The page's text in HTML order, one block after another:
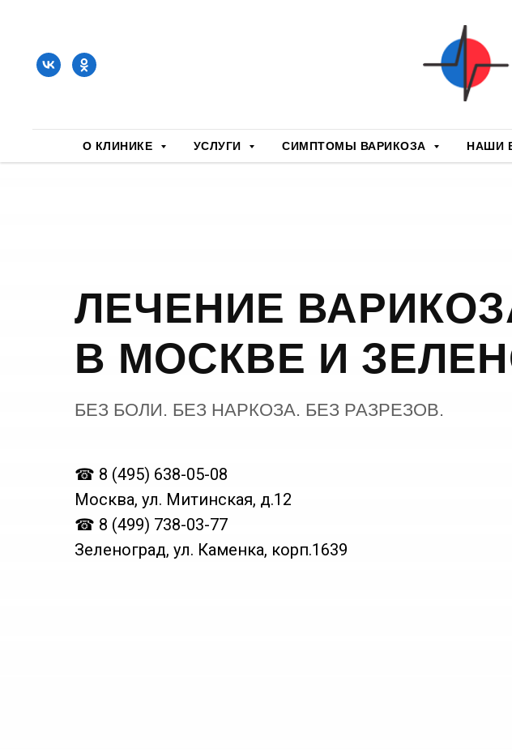
О КЛИНИКЕ УСЛУГИ СИМПТОМЫ ВАРИКОЗА НАШИ
ЛЕЧЕНИЕ
В МОСКВЕ И
БЕЗ БОЛИ. БЕЗ НАРКОЗА. БЕЗ РАЗРЕЗОВ.
☎ 8 (495) 638-05-08
Москва, ул. Митинская, д.12
☎ 8 (499) 738-03-77
Зеленоград, ул. Каменка, корп.1639